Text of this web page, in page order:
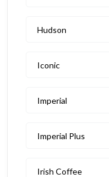
Hudson
Iconic
Imperial
Imperial Plus
Irish Coffee